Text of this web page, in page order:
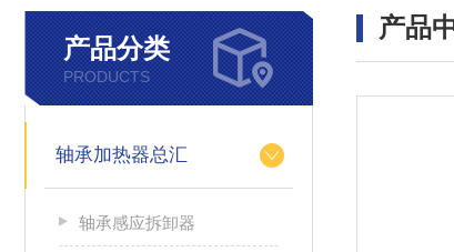
产品分类
PRODUCTS
轴承加热器总汇
轴承感应拆卸器
产品